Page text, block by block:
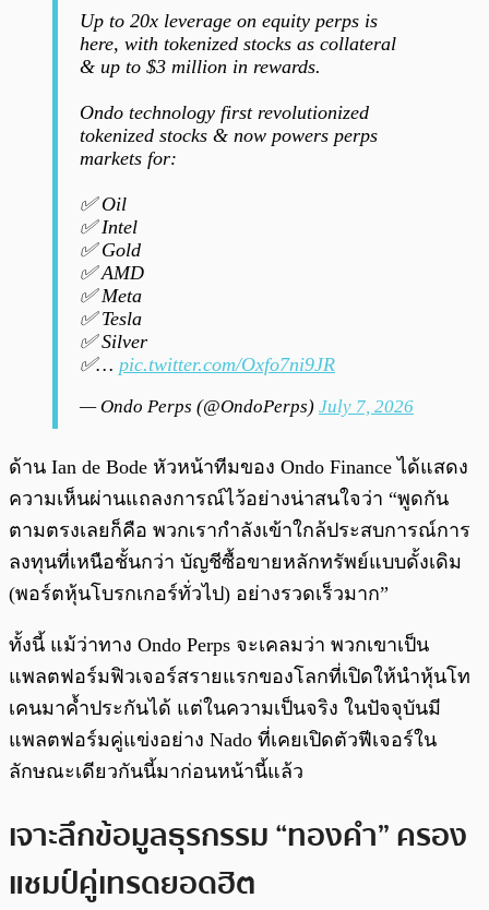
Up to 20x leverage on equity perps is
here, with tokenized stocks as collateral
& up to $3 million in rewards.
Ondo technology first revolutionized
tokenized stocks & now powers perps
markets for:
✅ Oil
✅ Intel
✅ Gold
✅ AMD
✅ Meta
✅ Tesla
✅ Silver
✅… pic.twitter.com/Oxfo7ni9JR
— Ondo Perps (@OndoPerps) July 7, 2026
ด้าน Ian de Bode หัวหน้าทีมของ Ondo Finance ได้แสดง
ความเห็นผ่านแถลงการณ์ไว้อย่างน่าสนใจว่า “พูดกัน
ตามตรงเลยก็คือ พวกเรากำลังเข้าใกล้ประสบการณ์การ
ลงทุนที่เหนือชั้นกว่า บัญชีซื้อขายหลักทรัพย์แบบดั้งเดิม
(พอร์ตหุ้นโบรกเกอร์ทั่วไป) อย่างรวดเร็วมาก”
ทั้งนี้ แม้ว่าทาง Ondo Perps จะเคลมว่า พวกเขาเป็น
แพลตฟอร์มฟิวเจอร์สรายแรกของโลกที่เปิดให้นำหุ้นโท
เคนมาค้ำประกันได้ แต่ในความเป็นจริง ในปัจจุบันมี
แพลตฟอร์มคู่แข่งอย่าง Nado ที่เคยเปิดตัวฟีเจอร์ใน
ลักษณะเดียวกันนี้มาก่อนหน้านี้แล้ว
เจาะลึกข้อมูลธุรกรรม “ทองคำ” ครอง
แชมป์คู่เทรดยอดฮิต